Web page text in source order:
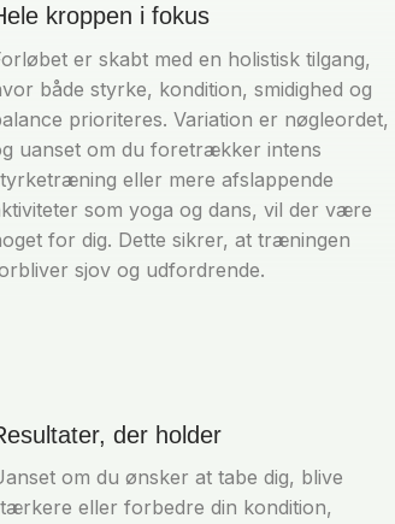
kroppen i fokus
er skabt med en holistisk tilgang,
både styrke, kondition, smidighed og
prioriteres. Variation er nøgleordet,
uanset om du foretrækker intens
eller mere afslappende
som yoga og dans, vil der være
for dig. Dette sikrer, at træningen
sjov og udfordrende.
der holder
om du ønsker at tabe dig, blive
eller forbedre din kondition,